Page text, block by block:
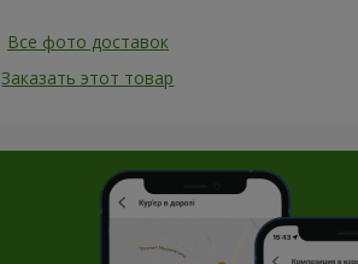
Все фото доставок
Заказать этот товар